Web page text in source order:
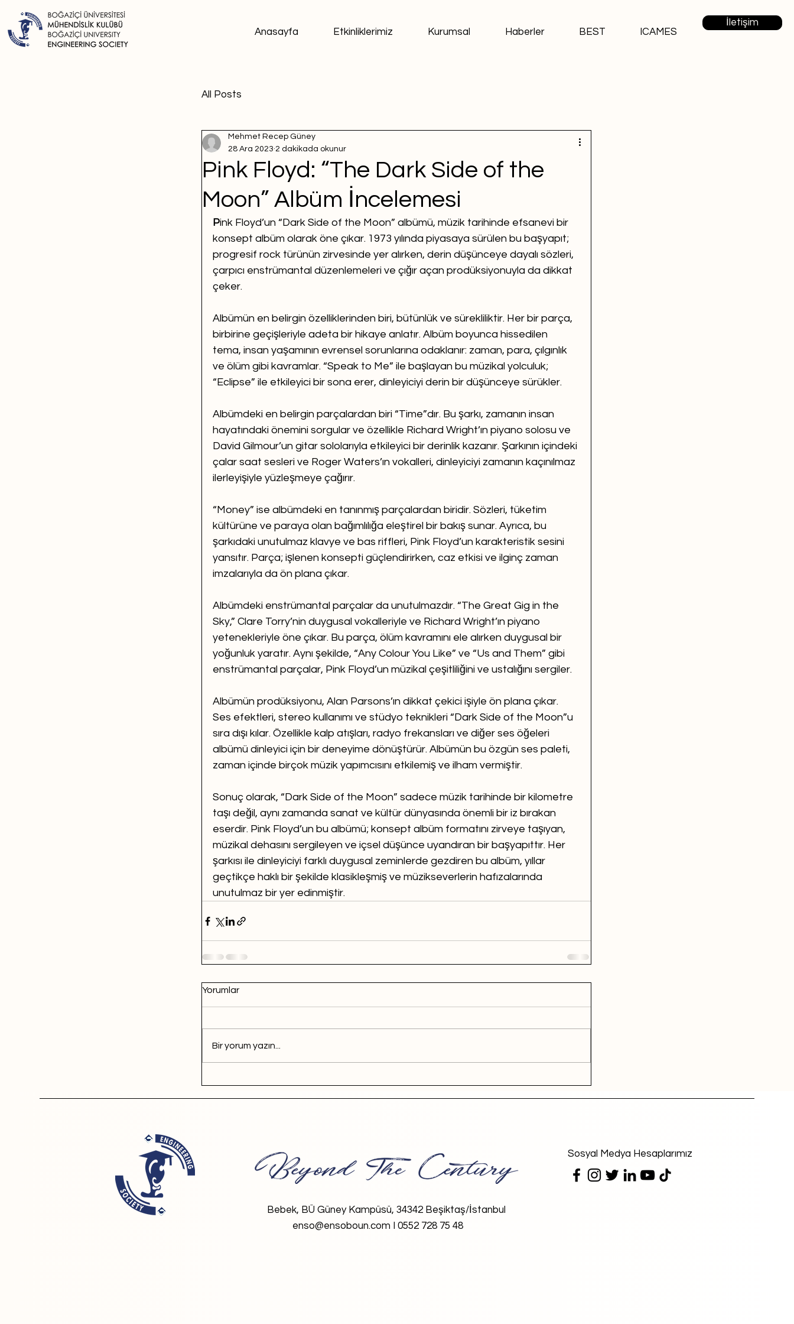
Anasayfa Etkinliklerimiz Kurumsal Haberler BEST ICAMES
İletişim
All Posts
Pink Floyd: “The Dark Side of the
Moon” Albüm İncelemesi
Mehmet Recep Güney
28 Ara 2023 2 dakikada okunur
Pink Floyd’un “Dark Side of the Moon” albümü, müzik tarihinde efsanevi bir
konsept albüm olarak öne çıkar. 1973 yılında piyasaya sürülen bu başyapıt;
progresif rock türünün zirvesinde yer alırken, derin düşünceye dayalı sözleri,
çarpıcı enstrümantal düzenlemeleri ve çığır açan prodüksiyonuyla da dikkat
çeker.
Albümün en belirgin özelliklerinden biri, bütünlük ve sürekliliktir. Her bir parça,
birbirine geçişleriyle adeta bir hikaye anlatır. Albüm boyunca hissedilen
tema, insan yaşamının evrensel sorunlarına odaklanır: zaman, para, çılgınlık
ve ölüm gibi kavramlar. “Speak to Me” ile başlayan bu müzikal yolculuk;
“Eclipse” ile etkileyici bir sona erer, dinleyiciyi derin bir düşünceye sürükler.
Albümdeki en belirgin parçalardan biri “Time”dır. Bu şarkı, zamanın insan
hayatındaki önemini sorgular ve özellikle Richard Wright’ın piyano solosu ve
David Gilmour’un gitar sololarıyla etkileyici bir derinlik kazanır. Şarkının içindeki
çalar saat sesleri ve Roger Waters’ın vokalleri, dinleyiciyi zamanın kaçınılmaz
ilerleyişiyle yüzleşmeye çağırır.
“Money” ise albümdeki en tanınmış parçalardan biridir. Sözleri, tüketim
kültürüne ve paraya olan bağımlılığa eleştirel bir bakış sunar. Ayrıca, bu
şarkıdaki unutulmaz klavye ve bas riffleri, Pink Floyd’un karakteristik sesini
yansıtır. Parça; işlenen konsepti güçlendirirken, caz etkisi ve ilginç zaman
imzalarıyla da ön plana çıkar.
Albümdeki enstrümantal parçalar da unutulmazdır. “The Great Gig in the
Sky,” Clare Torry’nin duygusal vokalleriyle ve Richard Wright’ın piyano
yetenekleriyle öne çıkar. Bu parça, ölüm kavramını ele alırken duygusal bir
yoğunluk yaratır. Aynı şekilde, “Any Colour You Like” ve “Us and Them” gibi
enstrümantal parçalar, Pink Floyd’un müzikal çeşitliliğini ve ustalığını sergiler.
Albümün prodüksiyonu, Alan Parsons’ın dikkat çekici işiyle ön plana çıkar.
Ses efektleri, stereo kullanımı ve stüdyo teknikleri “Dark Side of the Moon”u
sıra dışı kılar. Özellikle kalp atışları, radyo frekansları ve diğer ses öğeleri
albümü dinleyici için bir deneyime dönüştürür. Albümün bu özgün ses paleti,
zaman içinde birçok müzik yapımcısını etkilemiş ve ilham vermiştir.
Sonuç olarak, “Dark Side of the Moon” sadece müzik tarihinde bir kilometre
taşı değil, aynı zamanda sanat ve kültür dünyasında önemli bir iz bırakan
eserdir. Pink Floyd’un bu albümü; konsept albüm formatını zirveye taşıyan,
müzikal dehasını sergileyen ve içsel düşünce uyandıran bir başyapıttır. Her
şarkısı ile dinleyiciyi farklı duygusal zeminlerde gezdiren bu albüm, yıllar
geçtikçe haklı bir şekilde klasikleşmiş ve müzikseverlerin hafızalarında
unutulmaz bir yer edinmiştir.
Yorumlar
Bir yorum yazın...
Bebek, BÜ Güney Kampüsü, 34342 Beşiktaş/İstanbul
enso@ensoboun.com I 0552 728 75 48
Sosyal Medya Hesaplarımız